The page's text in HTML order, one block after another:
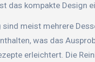
das kompakte Design
meist mehrere
was das
erleichtert. Die